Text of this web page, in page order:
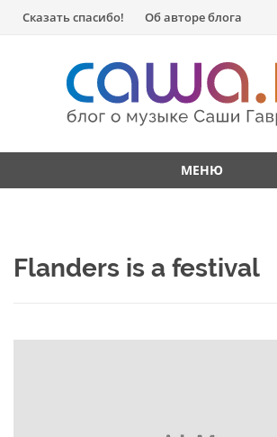
Перейти
содержанию
Сказать спасибо! Об авторе блога
МЕНЮ
Flanders is a festival